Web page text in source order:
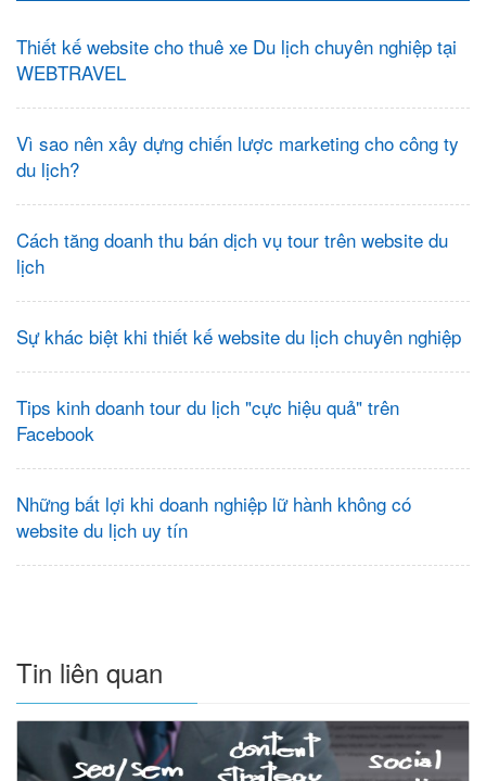
Thiết kế website cho thuê xe Du lịch chuyên nghiệp tại
WEBTRAVEL
Vì sao nên xây dựng chiến lược marketing cho công ty
du lịch?
Cách tăng doanh thu bán dịch vụ tour trên website du
lịch
Sự khác biệt khi thiết kế website du lịch chuyên nghiệp
Tips kinh doanh tour du lịch "cực hiệu quả" trên
Facebook
Những bất lợi khi doanh nghiệp lữ hành không có
website du lịch uy tín
Tin liên quan